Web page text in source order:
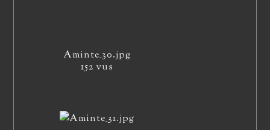
Aminte_30.jpg
152 vus